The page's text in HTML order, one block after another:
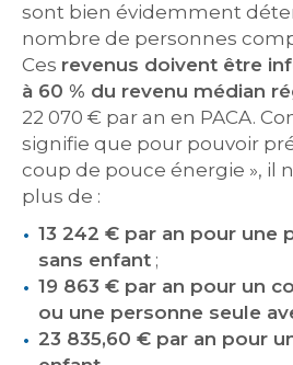
sont bien évidemment
nombre de personnes
Ces revenus doivent être
à 60 % du revenu médian
22 070 € par an en PACA.
signifie que pour pouvoir
coup de pouce énergie », il
plus de :
13 242 € par an pour une
sans enfant ;
19 863 € par an pour un
ou une personne seule
23 835,60 € par an pour